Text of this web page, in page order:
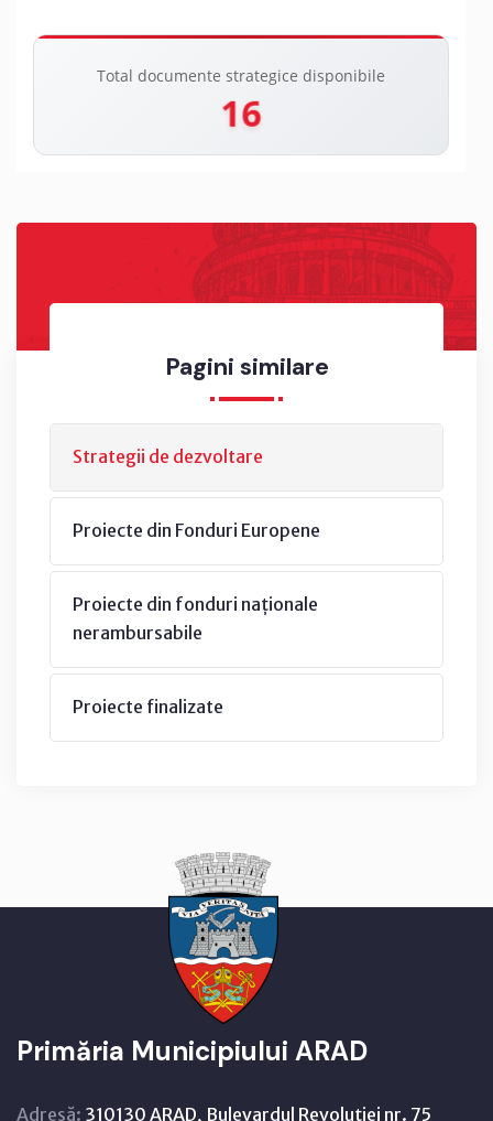
Pagini similare
Strategii de dezvoltare
Proiecte din Fonduri Europene
Proiecte din fonduri naționale
nerambursabile
Proiecte finalizate
Total documente strategice disponibile
16
Primăria Municipiului ARAD
Adresă: 310130 ARAD, Bulevardul Revoluţiei nr. 75